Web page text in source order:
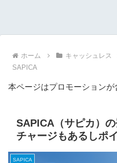
ホーム キャッシュレス
SAPICA
本ページはプロモーションが
SAPICA（サピカ）
チャージもあるしポ
SAPICA